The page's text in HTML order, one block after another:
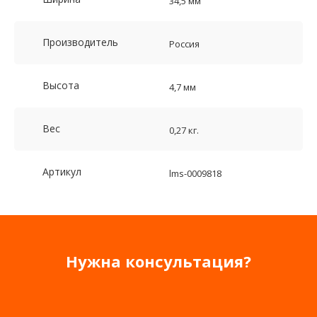
Производитель Россия
Высота 4,7 мм
Вес 0,27 кг.
Артикул lms-0009818
Нужна консультация?